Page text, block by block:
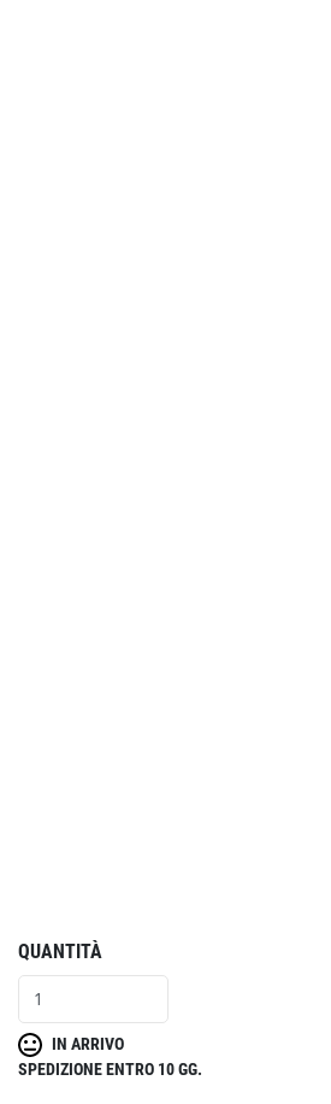
QUANTITÀ
IN ARRIVO
SPEDIZIONE ENTRO 10 GG.